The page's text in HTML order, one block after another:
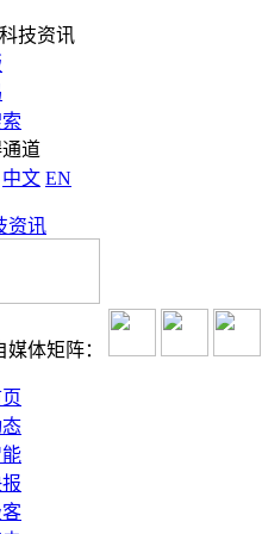
技资讯
道
中文 EN
体矩阵：